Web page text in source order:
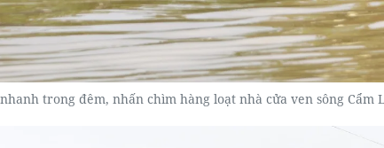
trong đêm, nhấn chìm hàng loạt nhà cửa ven sông Cẩm